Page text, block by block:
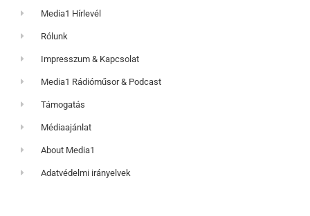
Media1 Hírlevél
Rólunk
Impresszum & Kapcsolat
Media1 Rádióműsor & Podcast
Támogatás
Médiaajánlat
About Media1
Adatvédelmi irányelvek